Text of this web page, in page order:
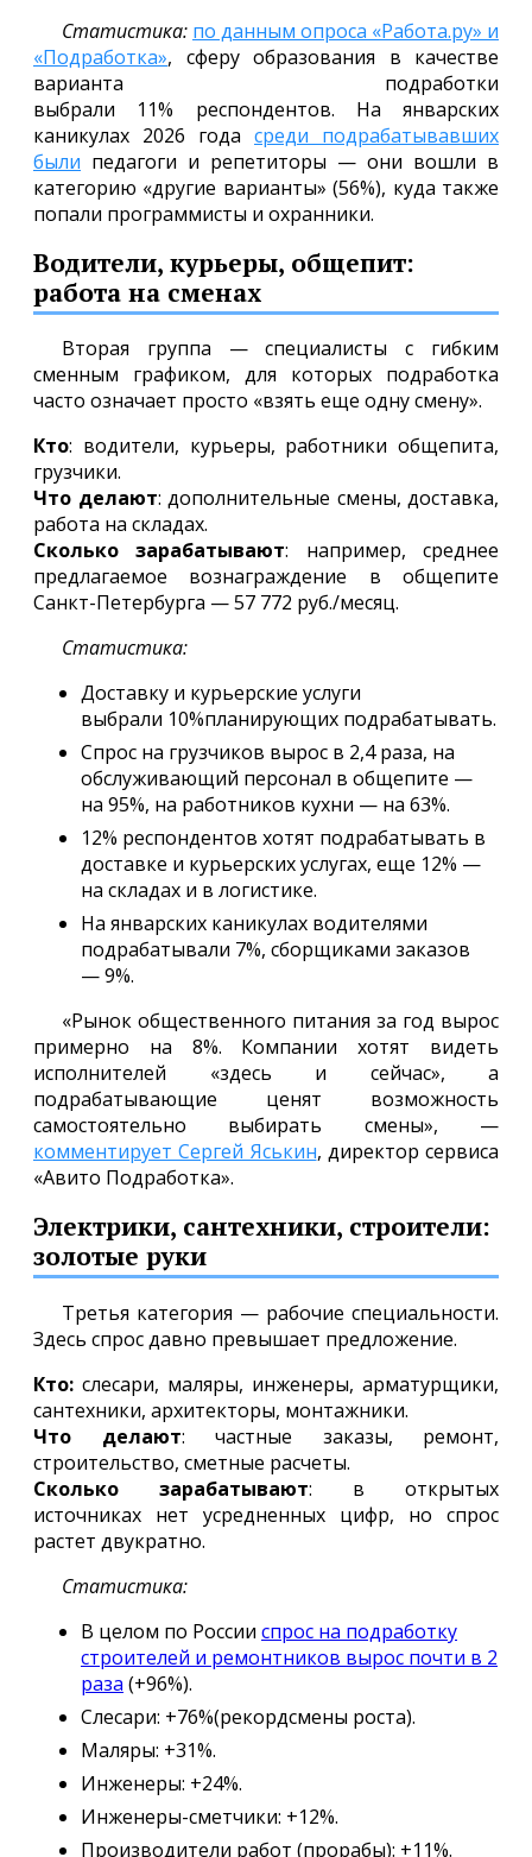
Статистика: по данным опроса «Работа.ру» и
«Подработка», сферу образования в качестве
варианта подработки
выбрали 11% респондентов. На январских
каникулах 2026 года среди подрабатывавших
были педагоги и репетиторы — они вошли в
категорию «другие варианты» (56%), куда также
попали программисты и охранники.
Водители, курьеры, общепит:
работа на сменах
Вторая группа — специалисты с гибким
сменным графиком, для которых подработка
часто означает просто «взять еще одну смену».
Кто: водители, курьеры, работники общепита,
грузчики.
Что делают: дополнительные смены, доставка,
работа на складах.
Сколько зарабатывают: например, среднее
предлагаемое вознаграждение в общепите
Санкт-Петербурга — 57 772 руб./месяц.
Статистика:
Доставку и курьерские услуги
выбрали 10%планирующих подрабатывать.
Спрос на грузчиков вырос в 2,4 раза, на
обслуживающий персонал в общепите —
на 95%, на работников кухни — на 63%.
12% респондентов хотят подрабатывать в
доставке и курьерских услугах, еще 12% —
на складах и в логистике.
На январских каникулах водителями
подрабатывали 7%, сборщиками заказов
— 9%.
«Рынок общественного питания за год вырос
примерно на 8%. Компании хотят видеть
исполнителей «здесь и сейчас», а
подрабатывающие ценят возможность
самостоятельно выбирать смены», —
комментирует Сергей Яськин, директор сервиса
«Авито Подработка».
Электрики, сантехники, строители:
золотые руки
Третья категория — рабочие специальности.
Здесь спрос давно превышает предложение.
Кто: слесари, маляры, инженеры, арматурщики,
сантехники, архитекторы, монтажники.
Что делают: частные заказы, ремонт,
строительство, сметные расчеты.
Сколько зарабатывают: в открытых
источниках нет усредненных цифр, но спрос
растет двукратно.
Статистика:
В целом по России спрос на подработку
строителей и ремонтников вырос почти в 2
раза (+96%).
Слесари: +76%(рекордсмены роста).
Маляры: +31%.
Инженеры: +24%.
Инженеры-сметчики: +12%.
Производители работ (прорабы): +11%.